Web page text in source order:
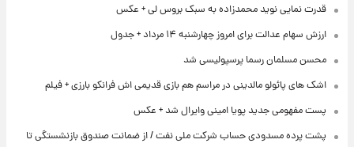
قدرت نمایی نوید محمدزاده به سبک بروس لی + عکس
ارزش سهام عدالت برای امروز چهارشنبه ۱۴ مرداد + جدول
محسن مسلمان رسما پرسپولیسی شد
اشک های پائولو مالدینی در مراسم هم بازی قدیمی اش فرانکو بارزی + فیلم
پست مفهومی جدید پویا امینی وایرال شد + عکس
پشت پرده‌ مسدودی حساب شرکت ملی نفت / از ضمانت صندوق بازنشستگی تا